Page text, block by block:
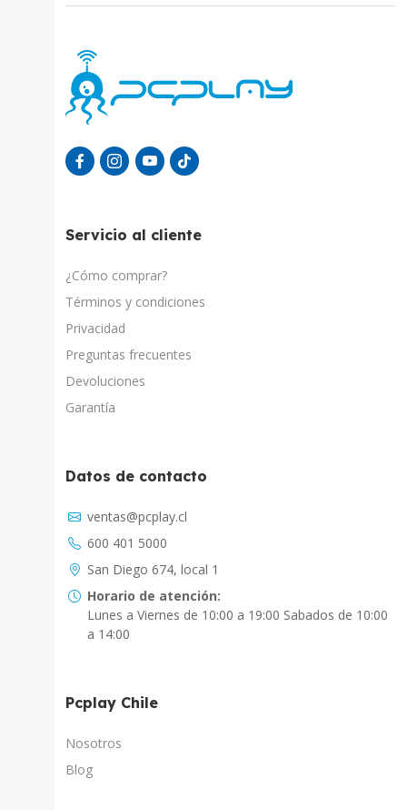
Servicio al cliente
¿Cómo comprar?
Términos y condiciones
Privacidad
Preguntas frecuentes
Devoluciones
Garantía
Datos de contacto
ventas@pcplay.cl
600 401 5000
San Diego 674, local 1
Horario de atención:
Lunes a Viernes de 10:00 a 19:00 Sabados de 10:00
a 14:00
Pcplay Chile
Nosotros
Blog
Chat con IA
PcPlay Santiago / Web
Hola soy Freddy, en que puedo ayudarte...
PcPlay Santiago / Tienda
PCPlay Osorno